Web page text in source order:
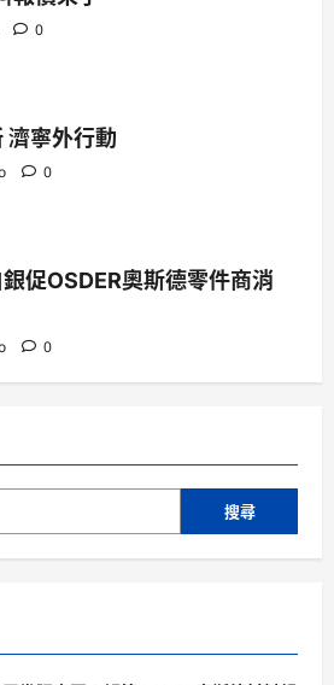
0
濟寧外行動
0
促OSDER奧斯德零件商消
0
搜尋